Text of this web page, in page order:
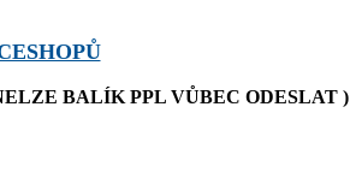
BALÍK PPL VŮBEC ODESLAT )